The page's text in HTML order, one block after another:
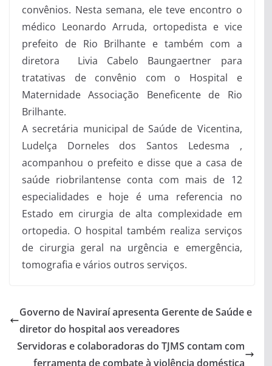
convênios. Nesta semana, ele teve encontro o
médico Leonardo Arruda, ortopedista e vice
prefeito de Rio Brilhante e também com a
diretora Livia Cabelo Baungaertner para
tratativas de convênio com o Hospital e
Maternidade Associação Beneficente de Rio
Brilhante.
A secretária municipal de Saúde de Vicentina,
Ludelça Dorneles dos Santos Ledesma ,
acompanhou o prefeito e disse que a casa de
saúde riobrilantense conta com mais de 12
especialidades e hoje é uma referencia no
Estado em cirurgia de alta complexidade em
ortopedia. O hospital também realiza serviços
de cirurgia geral na urgência e emergência,
tomografia e vários outros serviços.
Governo de Naviraí apresenta Gerente de Saúde e
diretor do hospital aos vereadores
Servidoras e colaboradoras do TJMS contam com
ferramenta de combate à violência doméstica